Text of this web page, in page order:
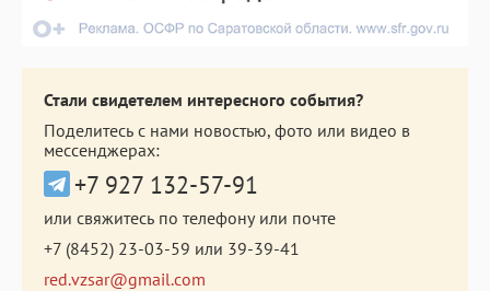
Стали свидетелем интересного события?
Поделитесь с нами новостью, фото или видео в
мессенджерах:
+7 927 132-57-91
или свяжитесь по телефону или почте
+7 (8452) 23-03-59 или 39-39-41
red.vzsar@gmail.com